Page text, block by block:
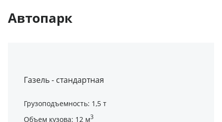
Автопарк
Газель - стандартная
Грузоподъемность: 1,5 т
Объем кузова: 12 м3